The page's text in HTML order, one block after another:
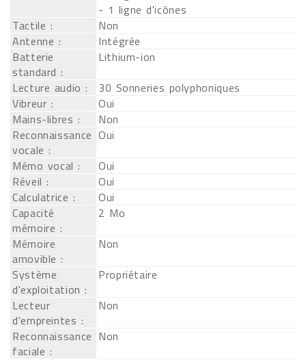
- 1 ligne d'icônes
Tactile :
Non
Antenne :
Intégrée
Batterie
standard :
Lithium-ion
Lecture audio :
30 Sonneries polyphoniques
Vibreur :
Oui
Mains-libres :
Non
Reconnaissance
vocale :
Oui
Mémo vocal :
Oui
Réveil :
Oui
Calculatrice :
Oui
Capacité
mémoire :
2 Mo
Mémoire
amovible :
Non
Système
d'exploitation :
Propriétaire
Lecteur
d'empreintes :
Non
Reconnaissance
faciale :
Non